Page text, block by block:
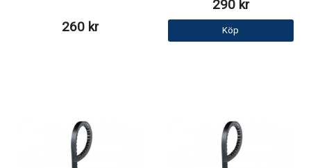
260 kr
290 kr
Köp